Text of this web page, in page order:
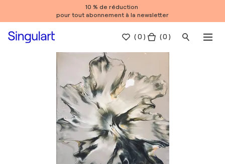
10 % de réduction
pour tout abonnement à la newsletter
(0 ) ( 0 )